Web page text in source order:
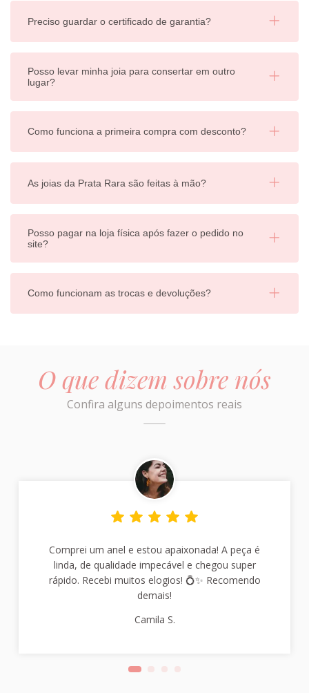
Preciso guardar o certificado de garantia?
Posso levar minha joia para consertar em outro
lugar?
Como funciona a primeira compra com desconto?
As joias da Prata Rara são feitas à mão?
Posso pagar na loja física após fazer o pedido no
site?
Como funcionam as trocas e devoluções?
O que dizem sobre nós
Confira alguns depoimentos reais
Comprei um anel e estou apaixonada! A peça é
linda, de qualidade impecável e chegou super
rápido. Recebi muitos elogios! 💍✨ Recomendo
demais!
Camila S.